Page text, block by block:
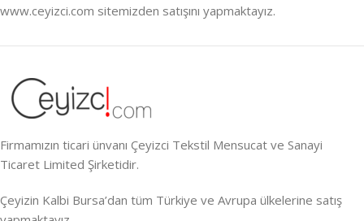
www.ceyizci.com sitemizden satışını yapmaktayız.
Firmamızın ticari ünvanı Çeyizci Tekstil Mensucat ve Sanayi
Ticaret Limited Şirketidir.
Çeyizin Kalbi Bursa’dan tüm Türkiye ve Avrupa ülkelerine satış